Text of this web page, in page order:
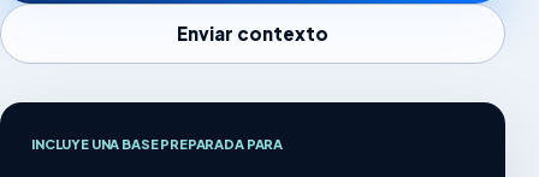
Enviar contexto
INCLUYE UNA BASE PREPARADA PARA